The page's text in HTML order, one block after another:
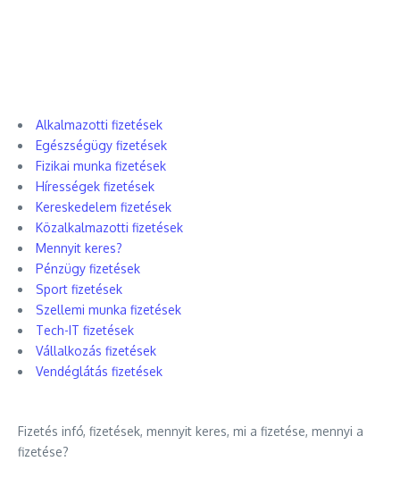
Alkalmazotti fizetések
Egészségügy fizetések
Fizikai munka fizetések
Hírességek fizetések
Kereskedelem fizetések
Közalkalmazotti fizetések
Mennyit keres?
Pénzügy fizetések
Sport fizetések
Szellemi munka fizetések
Tech-IT fizetések
Vállalkozás fizetések
Vendéglátás fizetések
Fizetés infó, fizetések, mennyit keres, mi a fizetése, mennyi a
fizetése?